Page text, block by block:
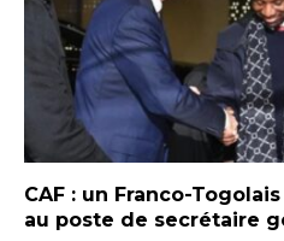
CAF : un Franco-
au poste de secrétaire